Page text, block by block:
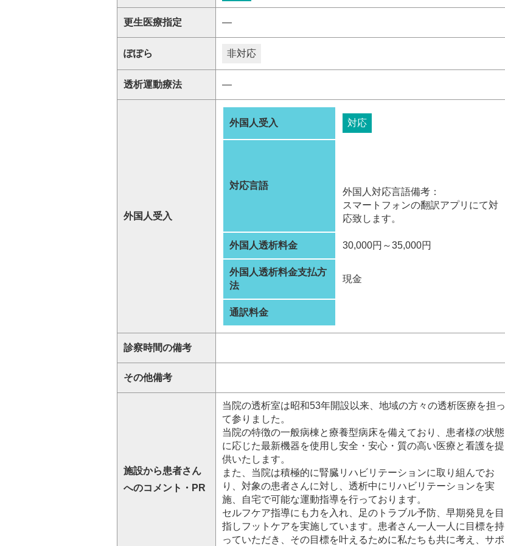
更生医療指定 ―
ぽぽら 非対応
透析運動療法 ―
外国人受入
外国人受入 対応
対応言語
外国人対応言語備考：
スマートフォンの翻訳アプリにて対
応致します。
外国人透析料金 30,000円～35,000円
外国人透析料金支払方
法
現金
通訳料金
診察時間の備考
その他備考
施設から患者さん
へのコメント・PR
当院の透析室は昭和53年開設以来、地域の方々の透析医療を担っ
て参りました。
当院の特徴の一般病棟と療養型病床を備えており、患者様の状態
に応じた最新機器を使用し安全・安心・質の高い医療と看護を提
供いたします。
また、当院は積極的に腎臓リハビリテーションに取り組んでお
り、対象の患者さんに対し、透析中にリハビリテーションを実
施、自宅で可能な運動指導を行っております。
セルフケア指導にも力を入れ、足のトラブル予防、早期発見を目
指しフットケアを実施しています。患者さん一人一人に目標を持
っていただき、その目標を叶えるために私たちも共に考え、サポ